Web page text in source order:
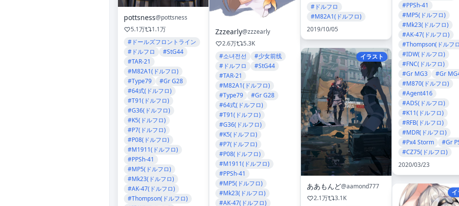
pottsness@pottsness
5.1万
1.1万
#ドールズフロントライン
#ドルフロ
#StG44
#TAR-21
#M82A1(ドルフロ)
#Type79
#Gr G28
#64式(ドルフロ)
#T91(ドルフロ)
#G36(ドルフロ)
#K5(ドルフロ)
#P7(ドルフロ)
#P08(ドルフロ)
#M1911(ドルフロ)
#PPSh-41
#MP5(ドルフロ)
#Mk23(ドルフロ)
#AK-47(ドルフロ)
#Thompson(ドルフロ)
Zzzearly@zzzearly
2.6万
5.3K
#소녀전선
#少女前线
#ドルフロ
#StG44
#TAR-21
#M82A1(ドルフロ)
#Type79
#Gr G28
#64式(ドルフロ)
#T91(ドルフロ)
#G36(ドルフロ)
#K5(ドルフロ)
#P7(ドルフロ)
#P08(ドルフロ)
#M1911(ドルフロ)
#PPSh-41
#MP5(ドルフロ)
#Mk23(ドルフロ)
#AK-47(ドルフロ)
#ドルフロ
#M82A1(ドルフロ)
2019/10/05
イラスト
ああもんど@aamond777
2.1万
3.1K
#PPSh-41
#MP5(ドルフロ)
#Mk23(ドルフロ)
#AK-47(ドルフロ)
#Thompson(ドルフ
#IDW(ドルフロ)
#FNC(ドルフロ)
#Gr MG3
#Gr
#M870(ドルフロ)
#Agent416
#ADS(ドルフロ)
#K11(ドルフロ)
#RFB(ドルフロ)
#MDR(ドルフロ)
#Px4 Storm
#Gr
#CZ75(ドルフロ)
2020/03/23
イ